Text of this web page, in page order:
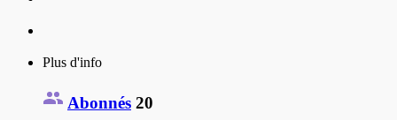
Plus d'info
Abonnés 20